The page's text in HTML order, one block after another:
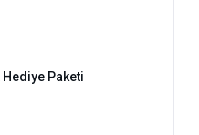
Paketi